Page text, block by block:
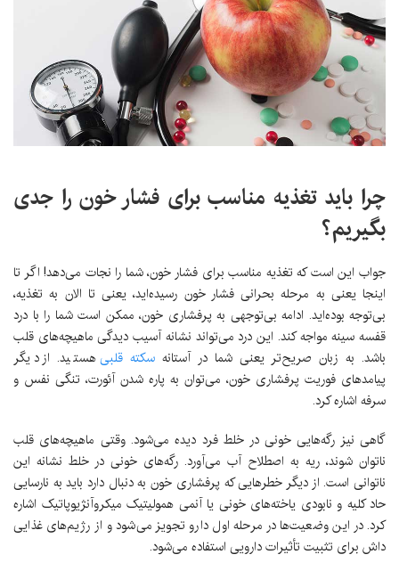
چرا باید تغذیه مناسب برای فشار خون را جدی
بگیریم؟
جواب این است که تغذیه مناسب برای فشار خون، شما را نجات می‌دهد! اگر تا
اینجا یعنی به مرحله بحرانی فشار خون رسیده‌اید، یعنی تا الان به تغذیه،
بی‌توجه بوده‌اید. ادامه بی‌توجهی به پرفشاری خون، ممکن است شما را با درد
قفسه سینه مواجه کند. این درد می‌تواند نشانه آسیب دیدگی ماهیچه‌های قلب
باشد. به زبان صریح‌تر یعنی شما در آستانه سکته قلبیهستید. از دیگر
پیامدهای فوریت پرفشاری خون، می‌توان به پاره شدن آئورت، تنگی نفس و
سرفه اشاره کرد.
گاهی نیز رگه‌هایی خونی در خلط فرد دیده می‌شود. وقتی ماهیچه‌های قلب
ناتوان شوند، ریه به اصطلاح آب می‌آورد. رگه‌های خونی در خلط نشانه این
ناتوانی است. از دیگر خطرهایی که پرفشاری خون به دنبال دارد باید به نارسایی
حاد کلیه و نابودی یاخته‌های خونی یا آنمی همولیتیک میکروآنژیوپاتیک اشاره
کرد. در این وضعیت‌ها در مرحله اول دارو تجویز می‌شود و از رژیم‌های غذایی
داش برای تثبیت تأثیرات دارویی استفاده می‌شود.